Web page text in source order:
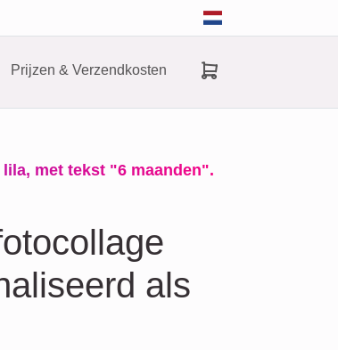
Prijzen & Verzendkosten
met tekst "6 maanden".
als